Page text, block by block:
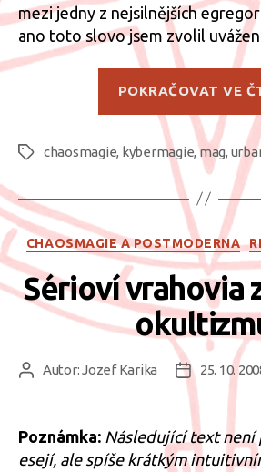
mezi jedny z nejsilnějších
ano toto slovo jsem zvolil
POKRAČOVAT VE
Štítkychaosmagie, kybermagie,mag,
Rubriky
CHAOSMAGIE A POSTMODERNA
Sérioví vrahovia
AutorAutor:Jozef Karika
Datum
25. 10.
Poznámka: Následující text
esejí, ale spíše krátkým